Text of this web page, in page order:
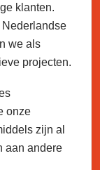
klanten.
Nederlandse
we als
projecten.
onze
zijn al
aan andere